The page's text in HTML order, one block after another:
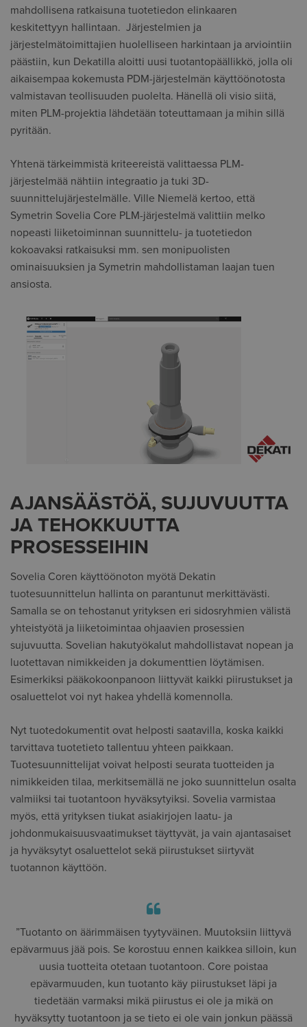
mahdollisena ratkaisuna tuotetiedon elinkaaren
keskitettyyn hallintaan. Järjestelmien ja
järjestelmätoimittajien huolelliseen harkintaan ja arviointiin
päästiin, kun Dekatilla aloitti uusi tuotantopäällikkö, jolla oli
aikaisempaa kokemusta PDM-järjestelmän käyttöönotosta
valmistavan teollisuuden puolelta. Hänellä oli visio siitä,
miten PLM-projektia lähdetään toteuttamaan ja mihin sillä
pyritään.
Yhtenä tärkeimmistä kriteereistä valittaessa PLM-
järjestelmää nähtiin integraatio ja tuki 3D-
suunnittelujärjestelmälle. Ville Niemelä kertoo, että
Symetrin Sovelia Core PLM-järjestelmä valittiin melko
nopeasti liiketoiminnan suunnittelu- ja tuotetiedon
kokoavaksi ratkaisuksi mm. sen monipuolisten
ominaisuuksien ja Symetrin mahdollistaman laajan tuen
ansiosta.
AJANSÄÄSTÖÄ, SUJUVUUTTA
JA TEHOKKUUTTA
PROSESSEIHIN
Sovelia Coren käyttöönoton myötä Dekatin
tuotesuunnittelun hallinta on parantunut merkittävästi.
Samalla se on tehostanut yrityksen eri sidosryhmien välistä
yhteistyötä ja liiketoimintaa ohjaavien prosessien
sujuvuutta. Sovelian hakutyökalut mahdollistavat nopean ja
luotettavan nimikkeiden ja dokumenttien löytämisen.
Esimerkiksi pääkokoonpanoon liittyvät kaikki piirustukset ja
osaluettelot voi nyt hakea yhdellä komennolla.
Nyt tuotedokumentit ovat helposti saatavilla, koska kaikki
tarvittava tuotetieto tallentuu yhteen paikkaan.
Tuotesuunnittelijat voivat helposti seurata tuotteiden ja
nimikkeiden tilaa, merkitsemällä ne joko suunnittelun osalta
valmiiksi tai tuotantoon hyväksytyiksi. Sovelia varmistaa
myös, että yrityksen tiukat asiakirjojen laatu- ja
johdonmukaisuusvaatimukset täyttyvät, ja vain ajantasaiset
ja hyväksytyt osaluettelot sekä piirustukset siirtyvät
tuotannon käyttöön.
”Tuotanto on äärimmäisen tyytyväinen. Muutoksiin liittyvä
epävarmuus jää pois. Se korostuu ennen kaikkea silloin, kun
uusia tuotteita otetaan tuotantoon. Core poistaa
epävarmuuden, kun tuotanto käy piirustukset läpi ja
tiedetään varmaksi mikä piirustus ei ole ja mikä on
hyväksytty tuotantoon ja se tieto ei ole vain jonkun päässä